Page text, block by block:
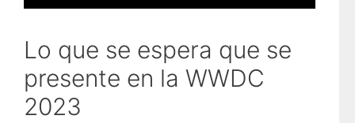
Lo que se espera que se
presente en la WWDC
2023